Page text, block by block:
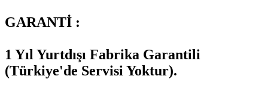
GARANTİ :
1 Yıl Yurtdışı Fabrika Garantili
(Türkiye'de Servisi Yoktur).